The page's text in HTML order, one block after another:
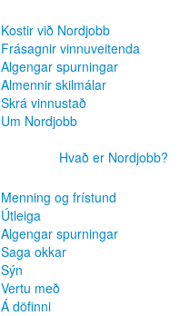
Kostir við Nordjobb
Frásagnir vinnuveitenda
Algengar spurningar
Almennir skilmálar
Skrá vinnustað
Um Nordjobb
Hvað er Nordjobb?
Menning og frístund
Útleiga
Algengar spurningar
Saga okkar
Sýn
Vertu með
Á döfinni